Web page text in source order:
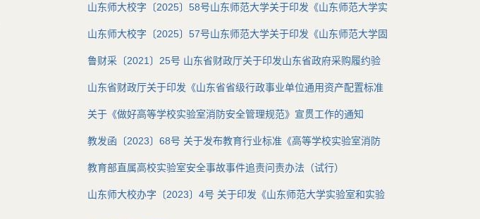
山东师大校字〔2025〕58号山东师范大学关于印发《山东师范大学实
山东师大校字〔2025〕57号山东师范大学关于印发《山东师范大学固
鲁财采〔2021〕25号 山东省财政厅关于印发山东省政府采购履约验
山东省财政厅关于印发《山东省省级行政事业单位通用资产配置标准
关于《做好高等学校实验室消防安全管理规范》宣贯工作的通知
教发函〔2023〕68号 关于发布教育行业标准《高等学校实验室消防
教育部直属高校实验室安全事故事件追责问责办法（试行）
山东师大校办字〔2023〕4号 关于印发《山东师范大学实验室和实验